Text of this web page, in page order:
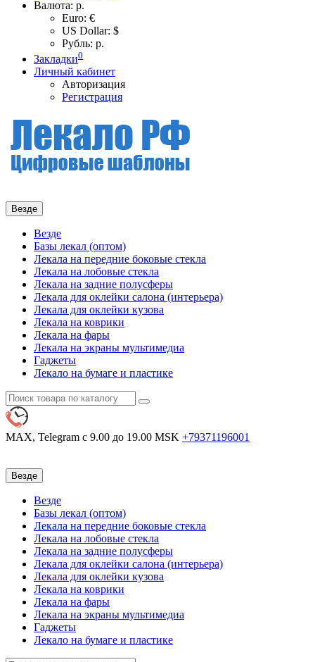
Валюта: р.
Euro: €
US Dollar: $
Рубль: р.
Закладки0
Личный кабинет
Авторизация
Регистрация
Везде
Везде
Базы лекал (оптом)
Лекала на передние боковые стекла
Лекала на лобовые стекла
Лекала на задние полусферы
Лекала для оклейки салона (интерьера)
Лекала для оклейки кузова
Лекала на коврики
Лекала на фары
Лекала на экраны мультимедиа
Гаджеты
Лекало на бумаге и пластике
MAX, Telegram с 9.00 до 19.00 MSK +79371196001
Везде
Везде
Базы лекал (оптом)
Лекала на передние боковые стекла
Лекала на лобовые стекла
Лекала на задние полусферы
Лекала для оклейки салона (интерьера)
Лекала для оклейки кузова
Лекала на коврики
Лекала на фары
Лекала на экраны мультимедиа
Гаджеты
Лекало на бумаге и пластике